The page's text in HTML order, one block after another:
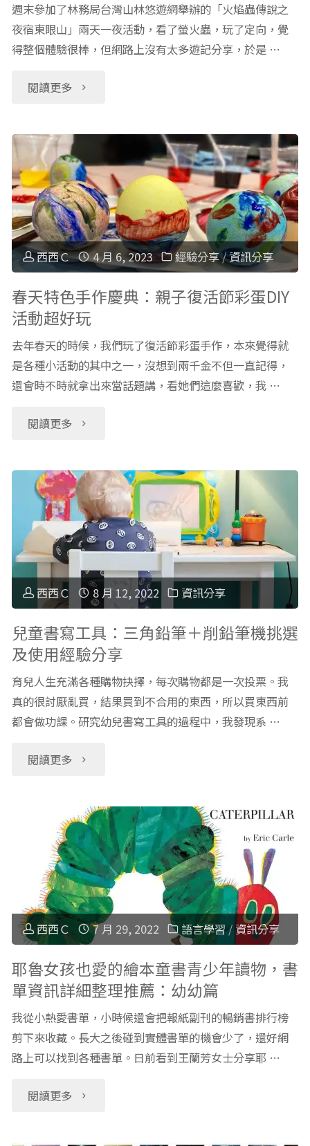
合
你
孩？
(上)"
讀
課：
讓
國
小
學
老
引
導
體
文
文
學
的
樂
趣"
週末參加了林務局台灣山林悠遊網舉辦的「火焰蟲傳說之
夜宿東眼山」兩天一夜活動，看了螢火蟲，玩了定向，覺
得整個體驗很棒，但網路上沒有太多遊記分享，於是 …
閱讀更多
"夜
東
眼
山
螢
蟲
+定
向
活
林
務
局
兩
一
夜
生
旅"
西西Ｃ 4 月 6, 2023 經驗分享/資訊分享
春天特色手作慶典：親子復活節彩蛋DIY
活動超好玩
去年春天的時候，我們玩了復活節彩蛋手作，本來覺得就
是各種小活動的其中之一，沒想到兩千金不但一直記得，
還會時不時就拿出來當話題講，看她們這麼喜歡，我 …
閱讀更多
"春
特
色
手
作
典：
親
子
復
節
彩
蛋
DIY
動
超
好
西西Ｃ 8 月 12, 2022 資訊分享
兒童書寫工具：三角鉛筆＋削鉛筆機挑選
及使用經驗分享
育兒人生充滿各種購物抉擇，每次購物都是一次投票。我
真的很討厭亂買，結果買到不合用的東西，所以買東西前
都會做功課。研究幼兒書寫工具的過程中，我發現系 …
閱讀更多
"兒
書
寫
工
具：
三
角
鉛
筆
＋
西西Ｃ 7 月 29, 2022 語言學習 /資訊分享
耶魯女孩也愛的繪本童書青少年讀物，書
單資訊詳細整理推薦：幼幼篇
我從小熱愛書單，小時候還會把報紙副刊的暢銷書排行榜
剪下來收藏。長大之後碰到實體書單的機會少了，還好網
路上可以找到各種書單。日前看到王蘭芳女士分享耶 …
閱讀更多
"耶